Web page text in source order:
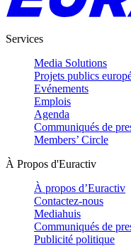
Services
Media Solutions
Projets publics
Evénements
Emplois
Agenda
Communiqués de
Members’ Circle
À Propos d'Euractiv
À propos d’Euractiv
Contactez-nous
Mediahuis
Communiqués de
Publicité politique